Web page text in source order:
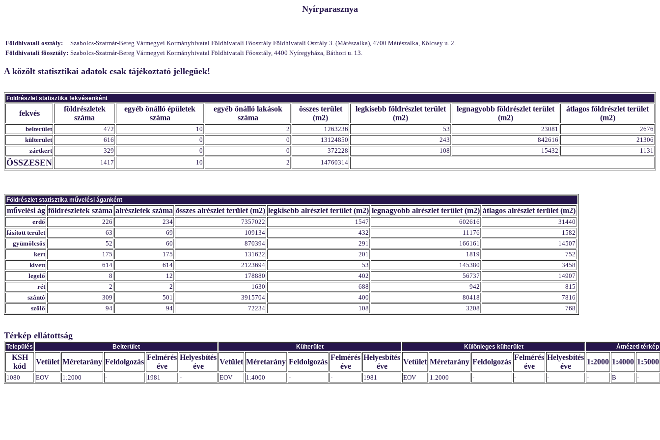
Nyírparasznya
Földhivatali osztály:
Szabolcs-Szatmár-Bereg Vármegyei Kormányhivatal Földhivatali Főosztály Földhivatali Osztály 3. (Mátészalka), 4700 Mátészalka, Kölcsey u. 2.
Földhivatali főosztály: Szabolcs-Szatmár-Bereg Vármegyei Kormányhivatal Földhivatali Főosztály, 4400 Nyíregyháza, Báthori u. 13.
A közölt statisztikai adatok csak tájékoztató jellegűek!
Földrészlet statisztika fekvésenként
fekvés
földrészletek
száma
egyéb önálló épületek
száma
egyéb önálló lakások
száma
összes terület
(m2)
legkisebb földrészlet terület
(m2)
legnagyobb földrészlet terület
(m2)
átlagos földrészlet terület
(m2)
belterület 472 10 2 1263236 53 23081
2676
külterület
616 0 0 13124850 243 842616
21306
zártkert
329 0 0 372228 108 15432 1131
ÖSSZESEN 1417 10 2 14760314
Földrészlet statisztika művelési áganként
művelési ág földrészletek száma alrészletek száma összes alrészlet terület (m2) legkisebb alrészlet terület (m2) legnagyobb alrészlet terület (m2) átlagos alrészlet terület (m2)
erdő 226 234 7357022 1547 602616
31440
fásított terület
63 69 109134 432 11176
1582
gyümölcsös
52 60 870394 291 166161
14507
kert
175 175 131622 201 1819
752
kivett
614 614 2123694 53 145380
3458
legelő
8 12 178880 402 56737
14907
rét
2 2 1630 688 942
815
szántó
309 501 3915704 400 80418
7816
szőlő
94 94 72234 108 3208 768
Térkép ellátottság
Település Belterület Külterület Különleges külterület Átnézeti térkép
KSH
kód
Vetület Méretarány Feldolgozás
Felmérés
éve
Helyesbítés
éve
Vetület Méretarány Feldolgozás
Felmérés
éve
Helyesbítés
éve
Vetület Méretarány Feldolgozás
Felmérés
éve
Helyesbítés
éve
1:2000 1:4000 1:5000
1080 EOV 1:2000 - 1981 - EOV 1:4000 - - 1981 EOV 1:2000 - - - - B -